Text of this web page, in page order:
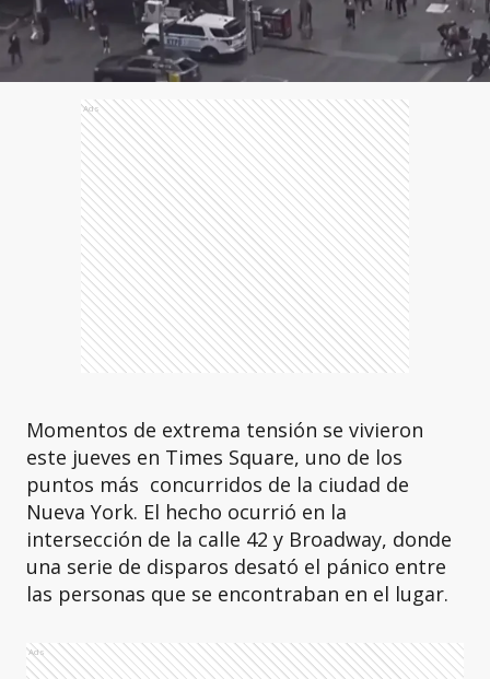
Ads
Momentos de extrema tensión se vivieron
este jueves en Times Square, uno de los
puntos más concurridos de la ciudad de
Nueva York. El hecho ocurrió en la
intersección de la calle 42 y Broadway, donde
una serie de disparos desató el pánico entre
las personas que se encontraban en el lugar.
Ads